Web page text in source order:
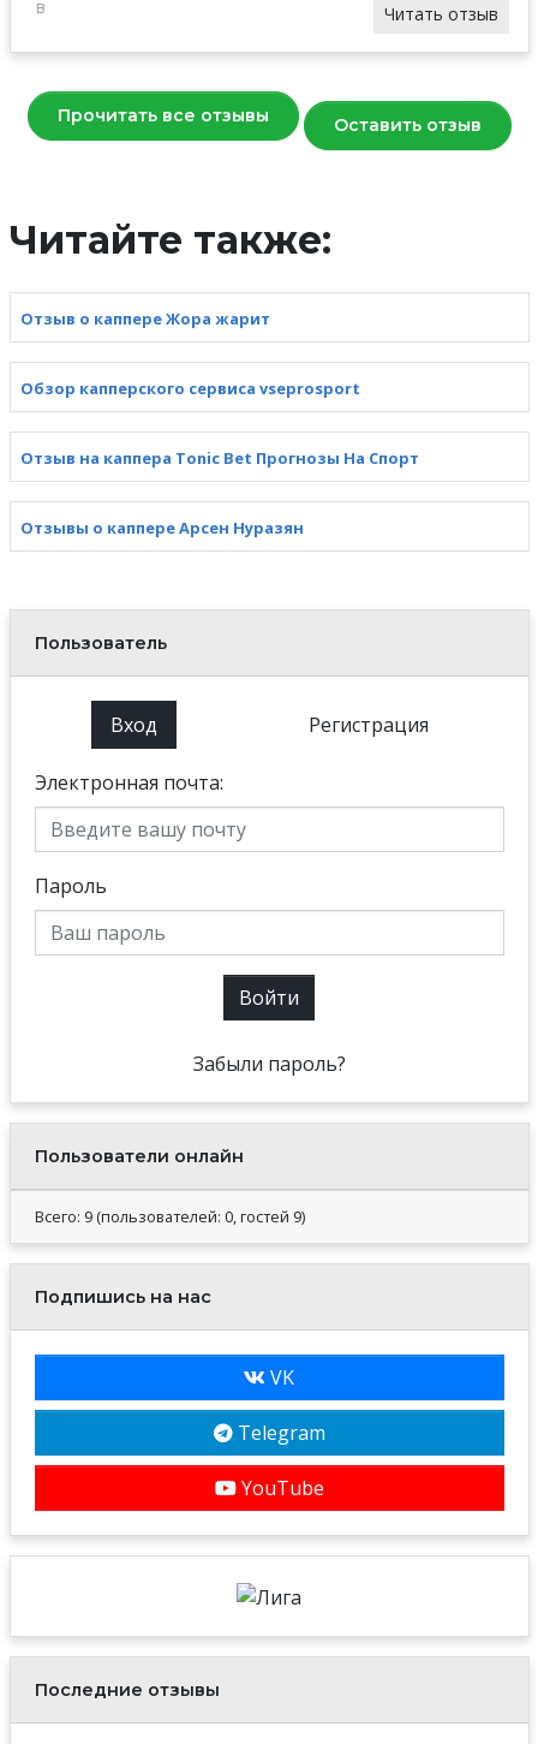
Читать отзыв
Прочитать все отзывы Оставить отзыв
Читайте также:
Отзыв о каппере Жора жарит
Обзор капперского сервиса vseprosport
Отзыв на каппера Tonic Bet Прогнозы На Спорт
Отзывы о каппере Арсен Нуразян
Пользователь
Вход Регистрация
Электронная почта:
Пароль
Войти
Забыли пароль?
Пользователи онлайн
Всего: 9 (пользователей: 0, гостей 9)
Подпишись на нас
VK
Telegram
YouTube
Последние отзывы